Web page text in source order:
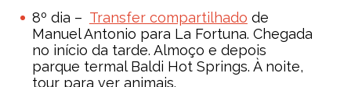
8º dia – Transfer compartilhado de
Manuel Antonio para La Fortuna. Chegada
no início da tarde. Almoço e depois
parque termal Baldi Hot Springs. À noite,
tour para ver animais.